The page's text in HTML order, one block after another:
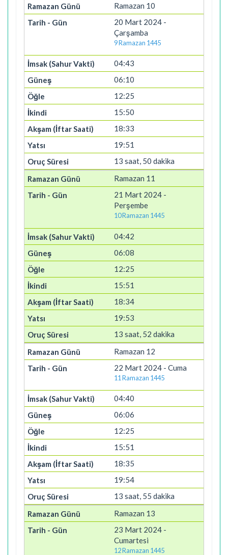
Ramazan 10
20 Mart 2024 -
Çarşamba
9 Ramazan 1445
04:43
06:10
12:25
15:50
18:33
19:51
13 saat, 50 dakika
Ramazan 11
21 Mart 2024 -
Perşembe
10 Ramazan 1445
04:42
06:08
12:25
15:51
18:34
19:53
13 saat, 52 dakika
Ramazan 12
22 Mart 2024 - Cuma
11 Ramazan 1445
04:40
06:06
12:25
15:51
18:35
19:54
13 saat, 55 dakika
Ramazan 13
23 Mart 2024 -
Cumartesi
12 Ramazan 1445